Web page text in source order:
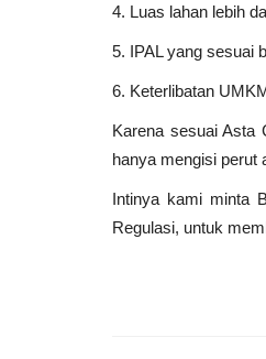
4. Luas lahan lebih
5. IPAL yang sesuai
6. Keterlibatan
Karena sesuai Asta
hanya mengisi perut
Intinya kami minta
Regulasi, untuk